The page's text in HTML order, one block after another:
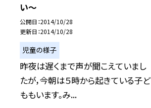
い〜
公開日 2014/10/28
更新日 2014/10/28
児童の様子
昨夜は遅くまで声が聞こえていまし
たが，今朝は５時から起きている子ど
ももいます。み...